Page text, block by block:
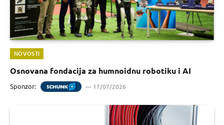
NOVOSTI
Osnovana fondacija za humnoidnu robotiku i AI
Sponzor: 17/07/2026